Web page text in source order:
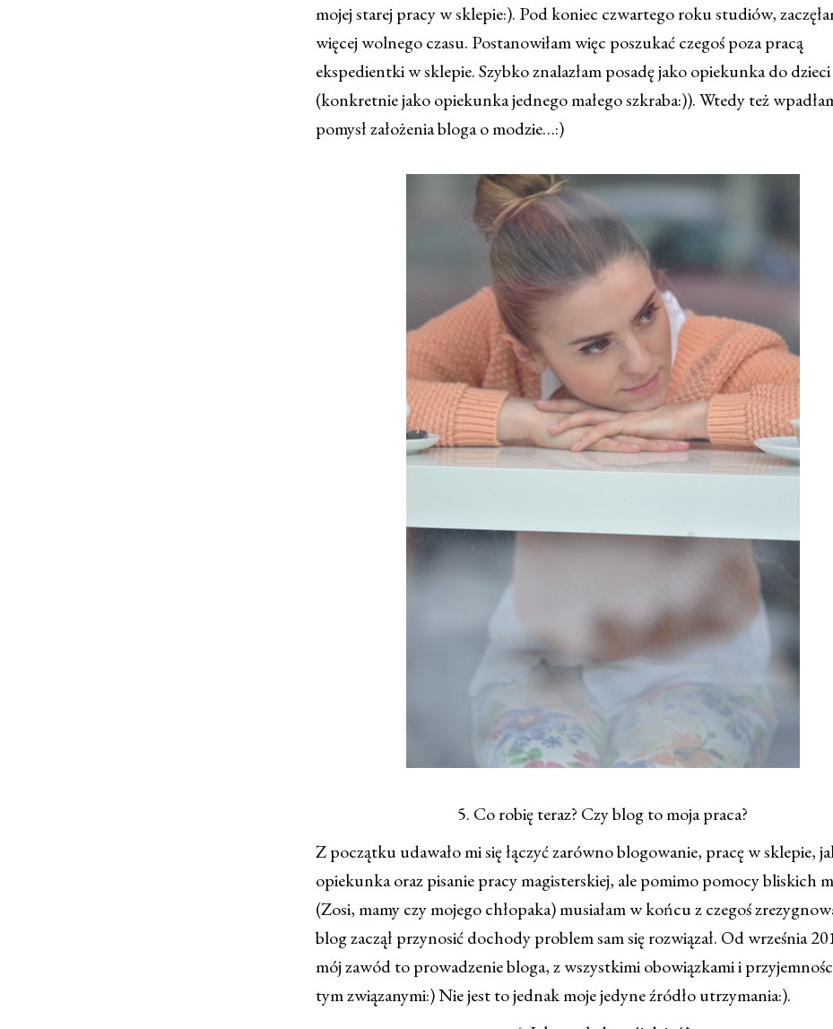
mojej starej pracy w sklepie:). Pod koniec czwartego roku studiów,
więcej wolnego czasu. Postanowiłam więc poszukać czegoś poza pracą
ekspedientki w sklepie. Szybko znalazłam posadę jako opiekunka do dzieci
(konkretnie jako opiekunka jednego małego szkraba:)). Wtedy też
pomysł założenia bloga o modzie…:)
5. Co robię teraz? Czy blog to moja praca?
Z początku udawało mi się łączyć zarówno blogowanie, pracę w sklepie,
opiekunka oraz pisanie pracy magisterskiej, ale pomimo pomocy bliskich
(Zosi, mamy czy mojego chłopaka) musiałam w końcu z czegoś
blog zaczął przynosić dochody problem sam się rozwiązał. Od września
mój zawód to prowadzenie bloga, z wszystkimi obowiązkami i
tym związanymi:) Nie jest to jednak moje jedyne źródło utrzymania:).